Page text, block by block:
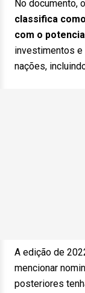
No documento, o
classifica
com o
investimentos e
nações,
A edição de
mencionar
posteriores